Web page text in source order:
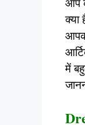
क्या
में